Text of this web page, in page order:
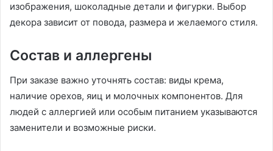
изображения, шоколадные детали и фигурки. Выбор
декора зависит от повода, размера и желаемого стиля.
Состав и аллергены
При заказе важно уточнять состав: виды крема,
наличие орехов, яиц и молочных компонентов. Для
людей с аллергией или особым питанием указываются
заменители и возможные риски.